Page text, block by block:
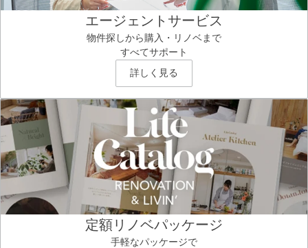
エージェントサービス
物件探しから購入・リノベまで
すべてサポート
詳しく見る
定額リノベパッケージ
手軽なパッケージで